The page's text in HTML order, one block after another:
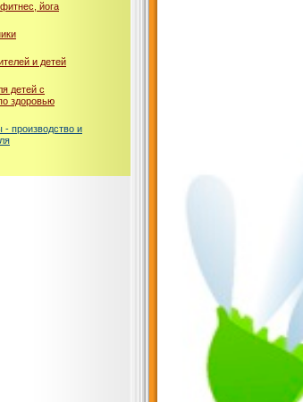
йога
и детей
детей с
здоровью
- производство и